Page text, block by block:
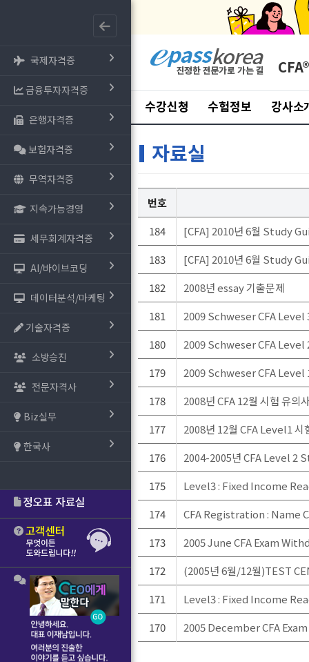
국제자격증
금융투자자격증
은행자격증
보험자격증
무역자격증
지속가능경영
세무회계자격증
AI/바이브코딩
데이터분석/마케팅
기술자격증
소방승진
전문자격사
Biz실무
한국사
CFA®
수강신청 수험정보 강사소
자료실
번호
184
[CFA] 2010년 6월 Study
183
[CFA] 2010년 6월 Study
182
2008년 essay 기출문제
181
2009 Schweser CFA
180
2009 Schweser CFA
179
2009 Schweser CFA
178
2008년 CFA 12월 시험 유의
177
2008년 12월 CFA Level1
176
2004-2005년 CFA Level 2
175
Level3 : Fixed Income
174
CFA Registration : Name
173
2005 June CFA Exam
172
(2005년 6월/12월)TEST
171
Level3 : Fixed Income
170
2005 December CFA